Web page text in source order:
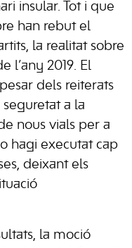
insular. Tot i que
han rebut el
la realitat sobre
l’any 2019. El
dels reiterats
a la
nous vials per a
hagi executat cap
deixant els
la moció